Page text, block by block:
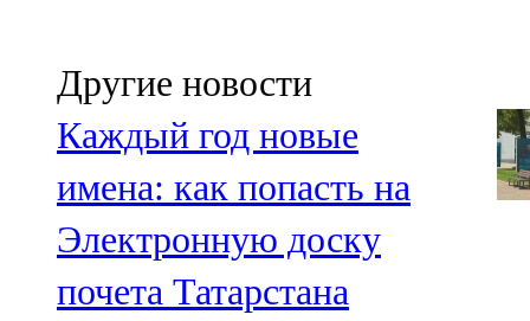
Другие новости
Каждый год новые
имена: как попасть на
Электронную доску
почета Татарстана